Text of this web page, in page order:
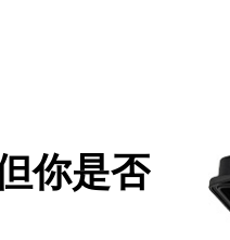
你是否